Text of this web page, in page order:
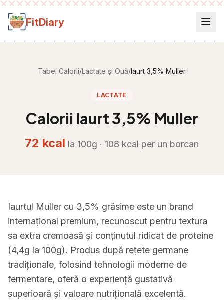
Salt la conținut
FitDiary
Tabel Calorii/Lactate și Ouă/Iaurt 3,5% Muller
LACTATE
Calorii Iaurt 3,5% Muller
72 kcal la 100g · 108 kcal per un borcan
Iaurtul Muller cu 3,5% grăsime este un brand
internațional premium, recunoscut pentru textura
sa extra cremoasă și conținutul ridicat de proteine
(4,4g la 100g). Produs după rețete germane
tradiționale, folosind tehnologii moderne de
fermentare, oferă o experiență gustativă
superioară și valoare nutrițională excelentă.